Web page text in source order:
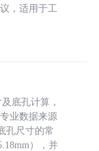
，适用于工
底孔计算，
业数据来源
孔尺寸的常
），并